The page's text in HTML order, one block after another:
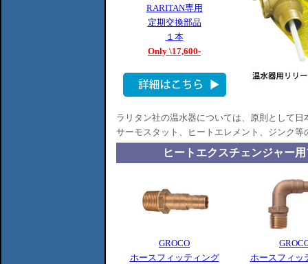
RARITAN専用
定期交換部品
１本
Only \17,600-
ラリタン社の温水器については、原則として
サーモスタット、ヒートエレメント、ジンク
ヒートエクスチェンジャー
GROCO
ホースフィッティング
ホースフィッ